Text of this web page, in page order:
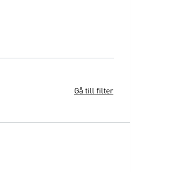
Gå till filter